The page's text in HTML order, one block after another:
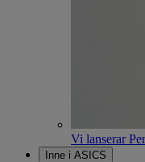
Vi lanserar
Inne i ASICS